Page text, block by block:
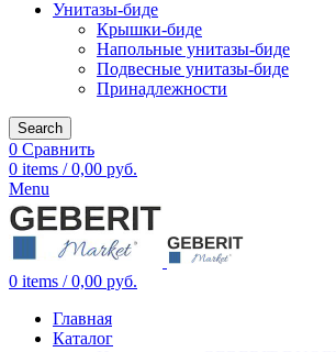
Унитазы-биде
Крышки-биде
Напольные унитазы-биде
Подвесные унитазы-биде
Принадлежности
Search
0 Сравнить
0 items / 0,00 руб.
Menu
0 items / 0,00 руб.
Главная
Каталог